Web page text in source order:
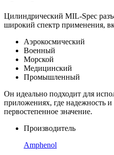
Цилиндрический MIL-Spec
широкий спектр применения,
Аэрокосмический
Военный
Морской
Медицинский
Промышленный
Он идеально подходит для
приложениях, где надежность
первостепенное значение.
Производитель
Amphenol